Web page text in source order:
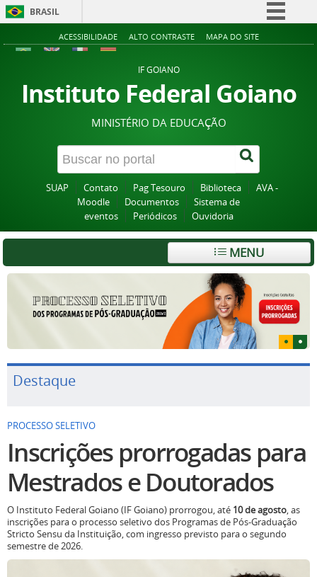
BRASIL
Simplifique!
Acesso à informação
Legislação
Canais
ACESSIBILIDADE ALTO CONTRASTE MAPA DO SITE
IF GOIANO
Instituto Federal Goiano
MINISTÉRIO DA EDUCAÇÃO
SUAP Contato Pag Tesouro Biblioteca
AVA -
Moodle
Documentos
Sistema de
eventos
Periódicos Ouvidoria
MENU
Destaque
PROCESSO SELETIVO
Inscrições prorrogadas para
Mestrados e Doutorados
O Instituto Federal Goiano (IF Goiano) prorrogou, até 10 de agosto, as
inscrições para o processo seletivo dos Programas de Pós-Graduação
Stricto Sensu da Instituição, com ingresso previsto para o segundo
semestre de 2026.